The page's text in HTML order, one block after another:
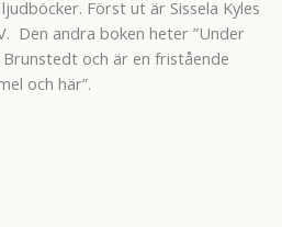
Först ut är Sissela Kyles
Den andra boken heter ”Under
Brunstedt och är en fristående
och här”.